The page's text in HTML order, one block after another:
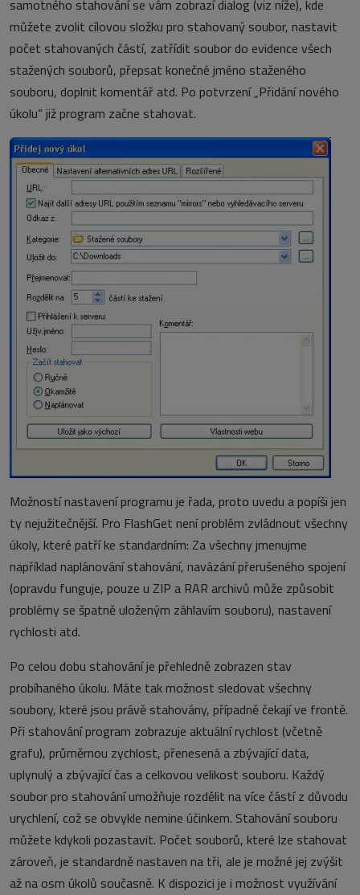
samotného stahování se vám zobrazí dialog (viz níže), kde
můžete zvolit cílovou složku pro stahovaný soubor, nastavit
počet stahovaných částí, zatřídit soubor do evidence všech
stažených souborů, přepsat konečné jméno staženého
souboru, doplnit komentář atd. Po potvrzení „Přidání nového
úkolu“ již program začne stahovat.
Možností nastavení programu je řada, proto uvedu a popíši jen
ty nejužitečnější. Pro FlashGet není problém zvládnout všechny
úkoly, které patří ke standardním: Za všechny jmenujme
například naplánování stahování, navázání přerušeného spojení
(opravdu funguje, pouze u ZIP a RAR archivů může způsobit
problémy se špatně uloženým záhlavím souboru), nastavení
rychlosti atd.
Po celou dobu stahování je přehledně zobrazen stav
probíhaného úkolu. Máte tak možnost sledovat všechny
soubory, které jsou právě stahovány, případně čekají ve frontě.
Při stahování program zobrazuje aktuální rychlost (včetně
grafu), průměrnou zychlost, přenesená a zbývající data,
uplynulý a zbývající čas a celkovou velikost souboru. Každý
soubor pro stahování umožňuje rozdělit na více částí z důvodu
urychlení, což se obvykle nemine účinkem. Stahování souboru
můžete kdykoli pozastavit. Počet souborů, které lze stahovat
zároveň, je standardně nastaven na tři, ale je možné jej zvýšit
až na osm úkolů současně. K dispozici je i možnost využívání